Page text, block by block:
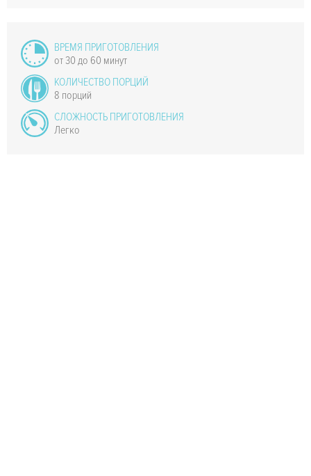
ВРЕМЯ ПРИГОТОВЛЕНИЯ
от 30 до 60 минут
КОЛИЧЕСТВО ПОРЦИЙ
8 порций
СЛОЖНОСТЬ ПРИГОТОВЛЕНИЯ
Легко